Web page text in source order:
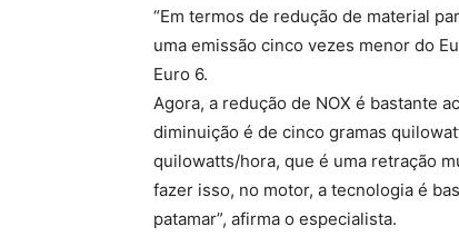
“Em termos de redução de material
uma emissão cinco vezes menor do
Euro 6.
Agora, a redução de NOX é bastante
diminuição é de cinco gramas
quilowatts/hora, que é uma retração
fazer isso, no motor, a tecnologia é
patamar”, afirma o especialista.